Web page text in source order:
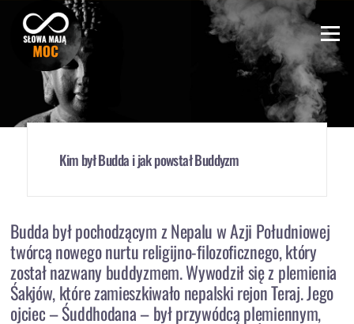
content
Menu
Kim był Budda i jak powstał Buddyzm
Budda był pochodzącym z Nepalu w Azji Południowej
twórcą nowego nurtu religijno-filozoficznego, który
został nazwany buddyzmem. Wywodził się z plemienia
Śakjów, które zamieszkiwało nepalski rejon Teraj. Jego
ojciec – Śuddhodana – był przywódcą plemiennym,